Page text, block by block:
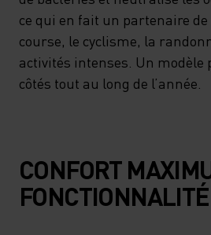
ce qui en fait un partenaire
course, le cyclisme, la
activités intenses. Un modèle
côtés tout au long de l’année.
CONFORT